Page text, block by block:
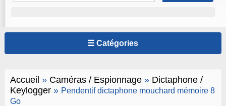
☰ Catégories
Accueil » Caméras / Espionnage» Dictaphone /
Keylogger» Pendentif dictaphone mouchard mémoire 8
Go